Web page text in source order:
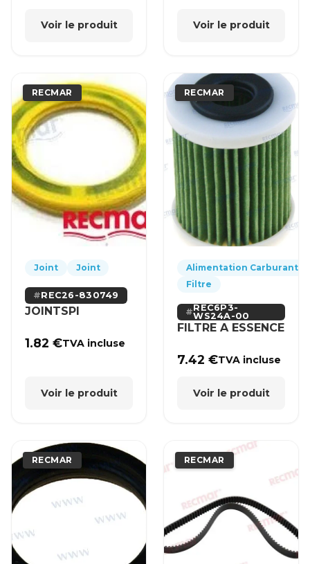
Voir le produit Voir le produit
RECMAR
Joint Joint
REC26-830749
JOINTSPI
1.82€TVA incluse
Voir le produit
RECMAR
Alimentation Carburant
Filtre
REC6P3-
WS24A-00
FILTRE A ESSENCE
7.42€TVA incluse
Voir le produit
RECMAR RECMAR